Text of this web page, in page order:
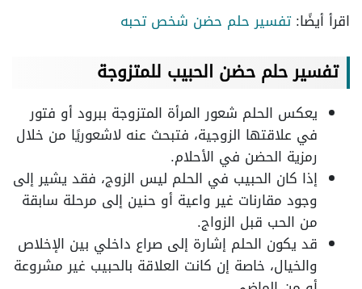
اقرأ أيضًا:تفسير حلم حضن شخص تحبه
تفسير حلم حضن الحبيب للمتزوجة
يعكس الحلم شعور المرأة المتزوجة ببرود أو فتور
في علاقتها الزوجية، فتبحث عنه لاشعوريًا من خلال
رمزية الحضن في الأحلام.
إذا كان الحبيب في الحلم ليس الزوج، فقد يشير إلى
وجود مقارنات غير واعية أو حنين إلى مرحلة سابقة
من الحب قبل الزواج.
قد يكون الحلم إشارة إلى صراع داخلي بين الإخلاص
والخيال، خاصة إن كانت العلاقة بالحبيب غير مشروعة